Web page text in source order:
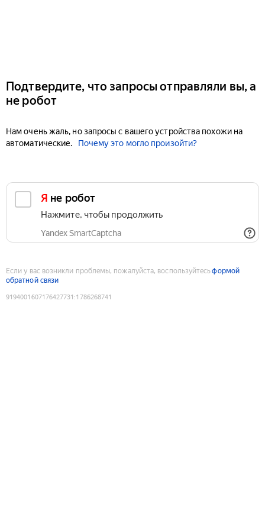
Подтвердите, что запросы отправляли вы, а
не робот
Нам очень жаль, но запросы с вашего устройства похожи на
автоматические.
Почему это могло произойти?
Я не робот
Нажмите, чтобы продолжить
Yandex SmartCaptcha
Если у вас возникли проблемы, пожалуйста, воспользуйтесьформой
обратной связи
9194001607176427731 :1786268741